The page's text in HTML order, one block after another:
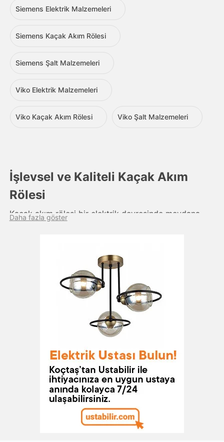
İşlevsel ve Kaliteli Kaçak Akım
Rölesi
Kaçak akım rölesi bir elektrik devresinde meydana
nedenle bu cihazlar bu tür durumlarda devreyi
otomatik olarak keserek insanların ve cihazların
güvenliğini sağlar. Kaçak akım rölesi genellikle iki ana
bölümden oluşur: sensör ve anahtar. Sensör, elektrik
devresindeki kaçak akımlarını algılayarak anahtara
sinyal gönderir. Anahtar da bu sinyali alarak, elektrik
devresini anında keserek güvenliği sağlar.
Bu cihazlar, birçok farklı uygulamada kullanılır.
Örneğin, evlerde, ofislerde, sanayi tesislerinde ve
diğer endüstriyel uygulamalarda kullanılabilir. Kaçak
akım rölesi, elektrikli cihazlar, aydınlatma sistemleri,
makine ve ekipmanlar gibi birçok farklı cihaz ve
sistem için kullanılabilir. Bu cihazlar birçok avantajı da
beraberinde getirir. Örneğin, insanların ve cihazların
Daha fazla göster
Siemens Elektrik Malzemeleri
Siemens Kaçak Akım Rölesi
Siemens Şalt Malzemeleri
Viko Elektrik Malzemeleri
Viko Kaçak Akım Rölesi Viko Şalt Malzemeleri